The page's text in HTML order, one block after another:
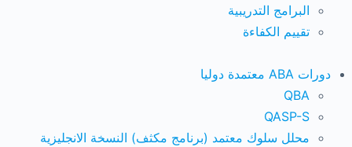
البرامج التدريبية
تقييم الكفاءة
دورات ABA معتمدة دوليا
QBA
QASP-S
محلل سلوك معتمد (برنامج مكثف) النسخة الانجليزية